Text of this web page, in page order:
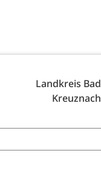
Landkreis Bad
Kreuznach